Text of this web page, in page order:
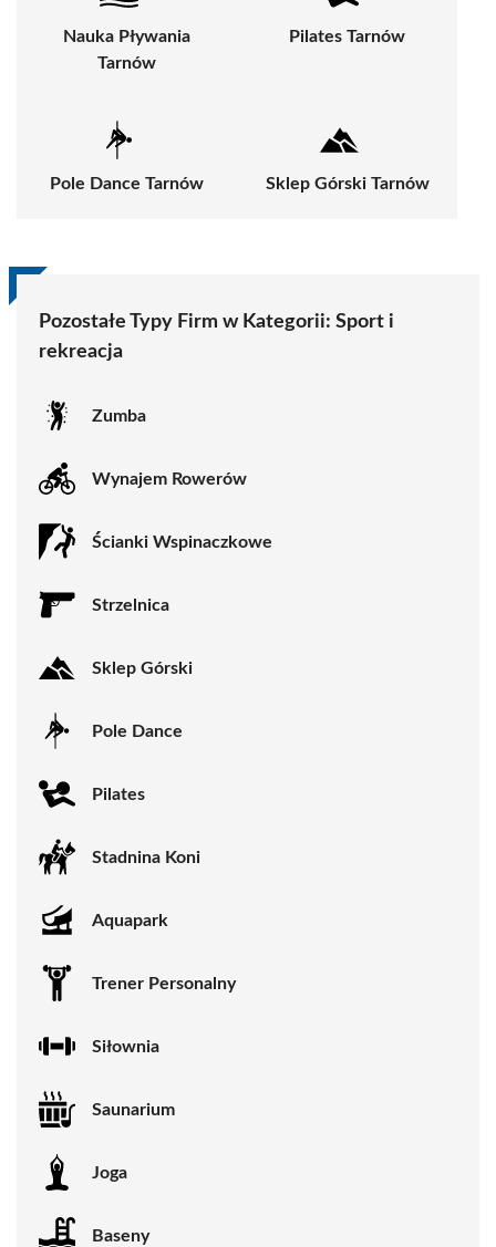
Nauka Pływania
Tarnów
Pilates Tarnów
Pole Dance Tarnów Sklep Górski Tarnów
Pozostałe Typy Firm w Kategorii: Sport i
rekreacja
Zumba
Wynajem Rowerów
Ścianki Wspinaczkowe
Strzelnica
Sklep Górski
Pole Dance
Pilates
Stadnina Koni
Aquapark
Trener Personalny
Siłownia
Saunarium
Joga
Baseny